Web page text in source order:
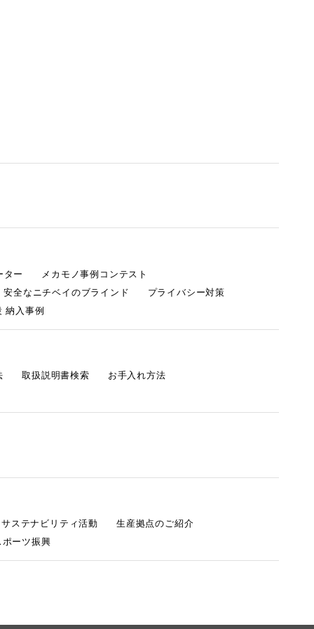
ター
メカモノ事例コンテスト
安全なニチベイのブラインド
プライバシー対策
納入事例
取扱説明書検索
お手入れ方法
ステナビリティ活動
生産拠点のご紹介
ポーツ振興